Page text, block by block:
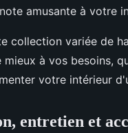
amusante à votre
collection variée de
mieux à vos besoins,
votre intérieur
entretien et